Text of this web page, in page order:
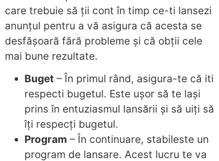
care trebuie să ții cont în timp ce-ti lansezi
anunțul pentru a vă asigura că acesta se
desfășoară fără probleme și că obții cele
mai bune rezultate.
Buget – În primul rând, asigura-te că iti
respecti bugetul. Este ușor să te lași
prins în entuziasmul lansării și să uiți să
îți respecți bugetul.
Program – În continuare, stabileste un
program de lansare. Acest lucru te va